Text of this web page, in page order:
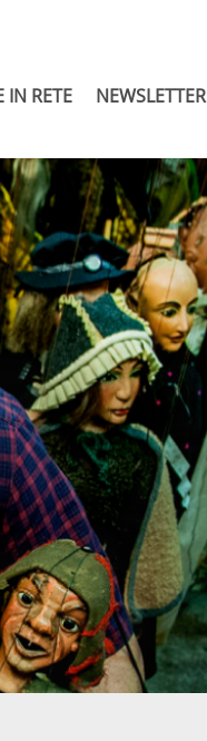
IN RETE NEWSLETTER